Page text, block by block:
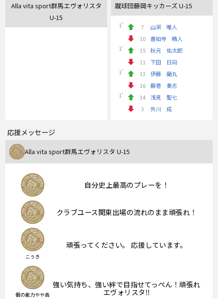
Alla vita sport群馬エヴォリスタ
U-15
蹴球団藤岡キッカーズ U-15
1' 7
山洞 唯人
10
善如寺 晴人
1'
15
秋元 佑太郎
11
下田 日向
1'
13
伊藤 蘭丸
16
藤巻 奏志
1'
14
浅見 聖七
3
外川 成
応援メッセージ
Alla vita sport群馬エヴォリスタ U-15
自分史上最高のプレーを！
クラブユース関東出場の流れのまま頑張れ！
こうき
頑張ってください。 応援しています。
個の能力やや高
強い気持ち、強い絆で目指せてっぺん！頑張れ
エヴォリスタ‼︎